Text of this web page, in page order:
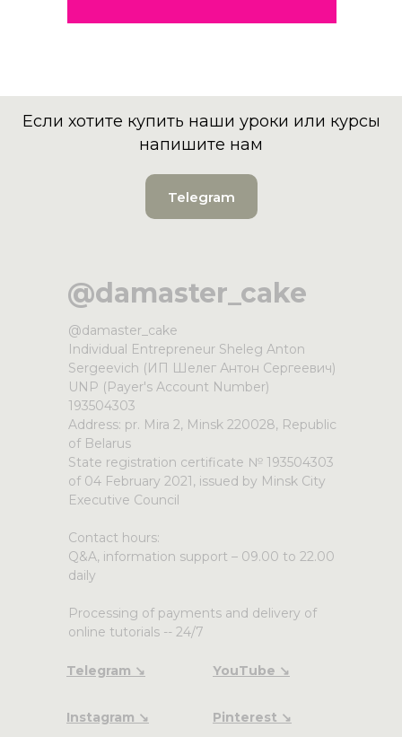
Если хотите купить наши уроки или курсы
напишите нам
Telegram
@damaster_cake
@damaster_cake
Individual Entrepreneur Sheleg Anton
Sergeevich (ИП Шелег Антон Сергеевич)
UNP (Payer's Account Number)
193504303
Address: pr. Mira 2, Minsk 220028, Republic
of Belarus
State registration certificate № 193504303
of 04 February 2021, issued by Minsk City
Executive Council
Contact hours:
Q&A, information support – 09.00 to 22.00
daily
Processing of payments and delivery of
online tutorials -- 24/7
Telegram ↘
Instagram ↘ Pinterest ↘
YouTube ↘